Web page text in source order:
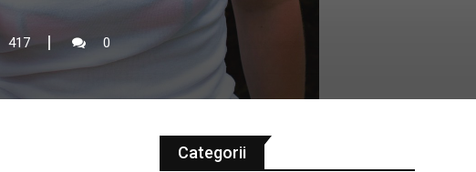
417 0
Categorii